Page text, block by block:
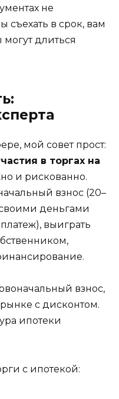
не
съехать в срок, вам
длиться
мой совет прост:
в торгах на
и рискованно.
взнос (20–
своими деньгами
выиграть
взнос,
с дисконтом.
ипотеки
с ипотекой: